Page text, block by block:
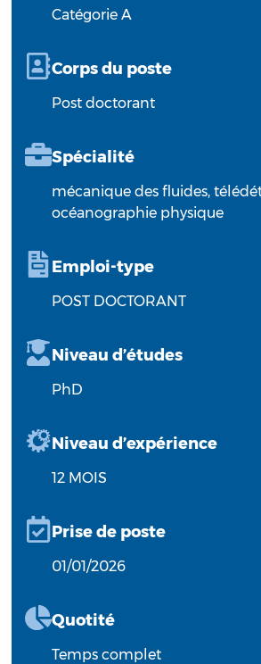
Catégorie A
Corps du poste
Post doctorant
Spécialité
mécanique des fluides,
océanographie physique
Emploi-type
POST DOCTORANT
Niveau d’études
PhD
Niveau d’expérience
12 MOIS
Prise de poste
01/01/2026
Quotité
Temps complet